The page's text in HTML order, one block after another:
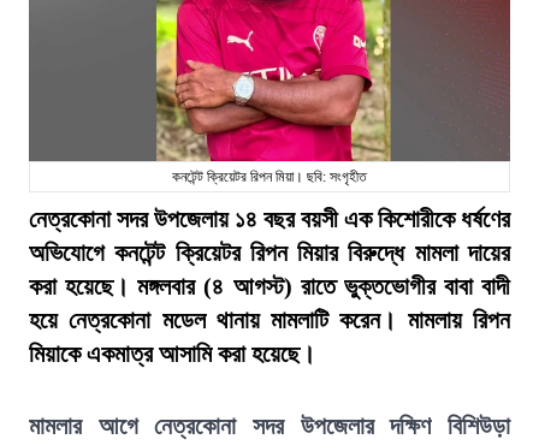
কনটেন্ট ক্রিয়েটর রিপন মিয়া। ছবি: সংগৃহীত
নেত্রকোনা সদর উপজেলায় ১৪ বছর বয়সী এক কিশোরীকে ধর্ষণের
অভিযোগে কনটেন্ট ক্রিয়েটর রিপন মিয়ার বিরুদ্ধে মামলা দায়ের
করা হয়েছে। মঙ্গলবার (৪ আগস্ট) রাতে ভুক্তভোগীর বাবা বাদী
হয়ে নেত্রকোনা মডেল থানায় মামলাটি করেন। মামলায় রিপন
মিয়াকে একমাত্র আসামি করা হয়েছে।
মামলার আগে নেত্রকোনা সদর উপজেলার দক্ষিণ বিশিউড়া